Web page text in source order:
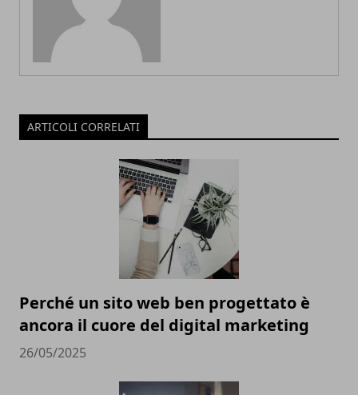
ARTICOLI CORRELATI
Perché un sito web ben progettato è
ancora il cuore del digital marketing
26/05/2025